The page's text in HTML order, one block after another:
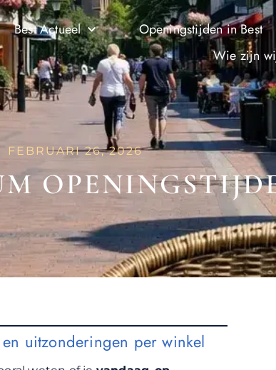
Best Actueel Openingstijden in Best
Wie zijn
FEBRUARI 26, 2026
uitzonderingen per winkel